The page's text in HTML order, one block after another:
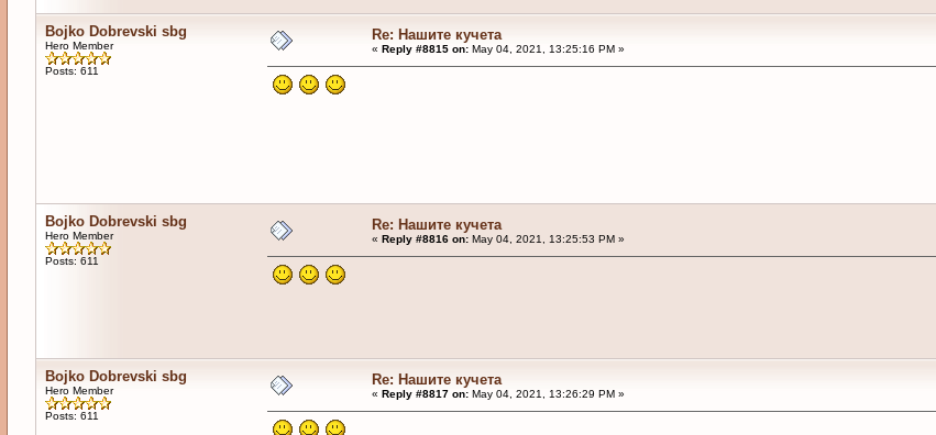
Bojko Dobrevski sbg
Hero Member
Posts: 611
Re: Нашите кучета
« Reply #8815 on:May 04, 2021, 13:25:16 PM »
Bojko Dobrevski sbg
Hero Member
Posts: 611
Re: Нашите кучета
« Reply #8816 on:May 04, 2021, 13:25:53 PM »
Bojko Dobrevski sbg
Hero Member
Posts: 611
Re: Нашите кучета
« Reply #8817 on:May 04, 2021, 13:26:29 PM »